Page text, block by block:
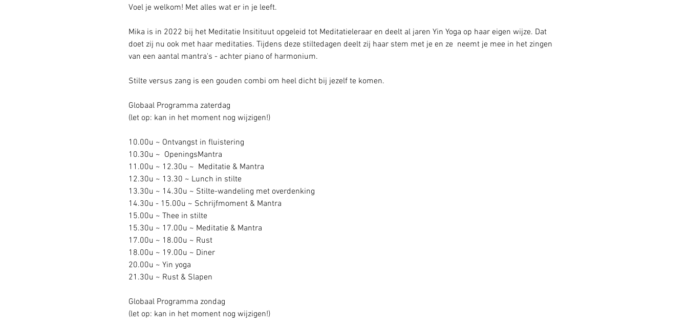
Voel je welkom! Met alles wat er in je leeft.
Mika is in 2022 bij het Meditatie Insitituut opgeleid tot Meditatieleraar en deelt al jaren Yin Yoga op haar eigen wijze. Dat
doet zij nu ook met haar meditaties. Tijdens deze stiltedagen deelt zij haar stem met je en ze  neemt je mee in het zingen
van een aantal mantra's - achter piano of harmonium.
Stilte versus zang is een gouden combi om heel dicht bij jezelf te komen.
Globaal Programma zaterdag
(let op: kan in het moment nog wijzigen!)
10.00u ~ Ontvangst in fluistering
10.30u ~  OpeningsMantra
11.00u ~ 12.30u ~  Meditatie & Mantra
12.30u ~ 13.30 ~ Lunch in stilte
13.30u ~ 14.30u ~ Stilte-wandeling met overdenking
14.30u - 15.00u ~ Schrijfmoment & Mantra
15.00u ~ Thee in stilte
15.30u ~ 17.00u ~ Meditatie & Mantra
17.00u ~ 18.00u ~ Rust
18.00u ~ 19.00u ~ Diner
20.00u ~ Yin yoga
21.30u ~ Rust & Slapen
Globaal Programma zondag
(let op: kan in het moment nog wijzigen!)